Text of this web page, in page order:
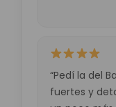
“Pedí la del
fuertes y